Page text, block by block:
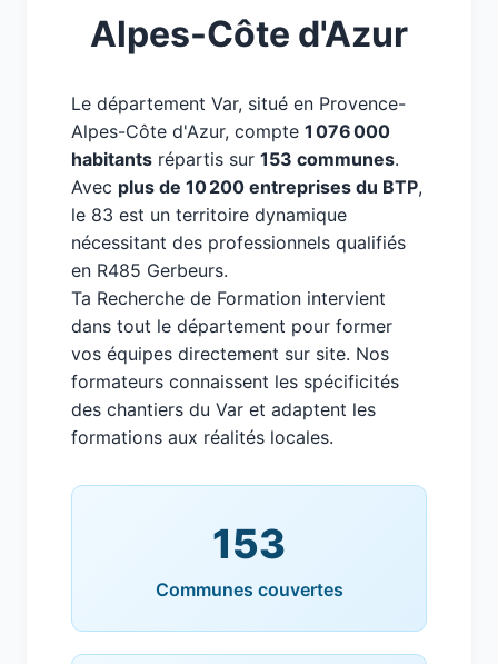
Alpes-Côte d'Azur
Le département Var, situé en Provence-
Alpes-Côte d'Azur, compte 1 076 000
habitants répartis sur 153 communes.
Avec plus de 10 200 entreprises du BTP,
le 83 est un territoire dynamique
nécessitant des professionnels qualifiés
en R485 Gerbeurs.
Ta Recherche de Formation intervient
dans tout le département pour former
vos équipes directement sur site. Nos
formateurs connaissent les spécificités
des chantiers du Var et adaptent les
formations aux réalités locales.
153
Communes couvertes